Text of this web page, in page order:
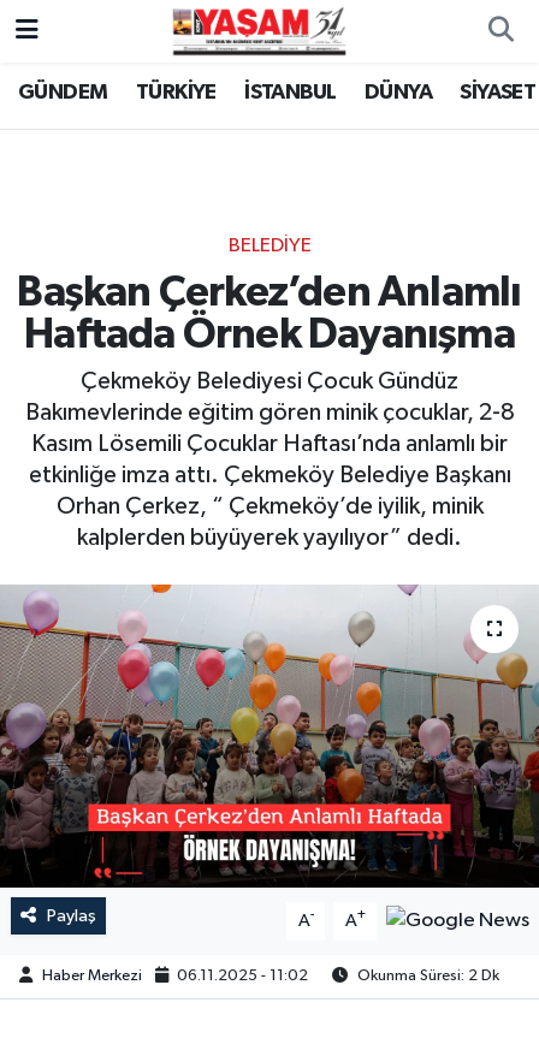
GÜNDEM TÜRKİYE İSTANBUL DÜNYA SİYASET
BELEDİYE
Başkan Çerkez’den Anlamlı
Haftada Örnek Dayanışma
Çekmeköy Belediyesi Çocuk Gündüz
Bakımevlerinde eğitim gören minik çocuklar, 2-8
Kasım Lösemili Çocuklar Haftası’nda anlamlı bir
etkinliğe imza attı. Çekmeköy Belediye Başkanı
Orhan Çerkez, “ Çekmeköy’de iyilik, minik
kalplerden büyüyerek yayılıyor” dedi.
Paylaş A- A+
Haber Merkezi 06.11.2025 - 11:02 Okunma Süresi: 2 Dk